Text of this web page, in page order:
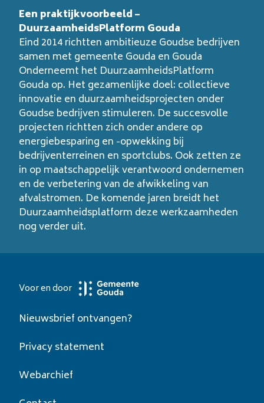
Een praktijkvoorbeeld –
DuurzaamheidsPlatform Gouda
Eind 2014 richtten ambitieuze Goudse bedrijven
samen met gemeente Gouda en Gouda
Onderneemt het DuurzaamheidsPlatform
Gouda op. Het gezamenlijke doel: collectieve
innovatie en duurzaamheidsprojecten onder
Goudse bedrijven stimuleren. De succesvolle
projecten richtten zich onder andere op
energiebesparing en -opwekking bij
bedrijventerreinen en sportclubs. Ook zetten ze
in op maatschappelijk verantwoord ondernemen
en de verbetering van de afwikkeling van
afvalstromen. De komende jaren breidt het
Duurzaamheidsplatform deze werkzaamheden
nog verder uit.
Voor en door
Nieuwsbrief ontvangen?
Privacy statement
Webarchief